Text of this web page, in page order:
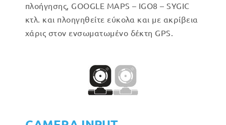
πλοήγησης, GOOGLE MAPS – IGO8 – SYGIC
κτλ. και πλοηγηθείτε εύκολα και με ακρίβεια
χάρις στον ενσωματωμένο δέκτη GPS.